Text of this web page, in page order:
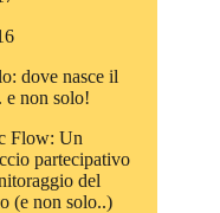
dove nasce il
e non solo!
Flow: Un
partecipativo
del
(e non solo..)